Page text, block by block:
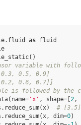
as fluid
()
variable with
0.5, 0.9]
0.6, 0.7]]
is followed by the
( name= 'x' , shape= [2 ,
. reduce_sum( x)
# [3.5]
. reduce_sum( x , dim=0)